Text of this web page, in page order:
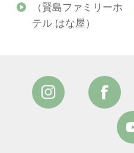
（賢島ファミリーホ
テル はな屋）